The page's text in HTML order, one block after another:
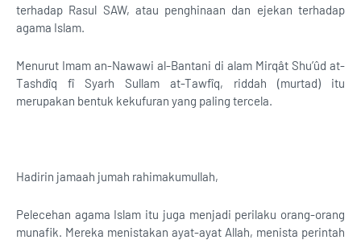
terhadap Rasul SAW, atau penghinaan dan ejekan terhadap
agama Islam.
Menurut Imam an-Nawawi al-Bantani di alam Mirqât Shu’ûd at-
Tashdîq fî Syarh Sullam at-Tawfîq, riddah (murtad) itu
merupakan bentuk kekufuran yang paling tercela.
Hadirin jamaah jumah rahimakumullah,
Pelecehan agama Islam itu juga menjadi perilaku orang-orang
munafik. Mereka menistakan ayat-ayat Allah, menista perintah